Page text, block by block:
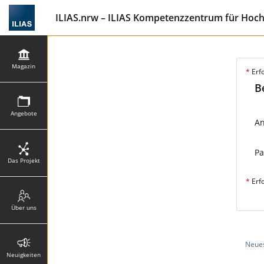
ILIAS.nrw – ILIAS Kompetenzzentrum für
Magazin
Angebote
Das Projekt
Über uns
Neuigkeiten
*
*